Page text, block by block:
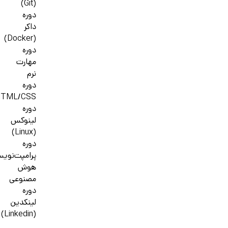
(Git)
دوره
داکر
(Docker)
دوره
مهارت
نرم
دوره
CSS
دوره
لینوکس
(Linux)
دوره
هوش
مصنوعی
دوره
لینکدین
(Linkedin)